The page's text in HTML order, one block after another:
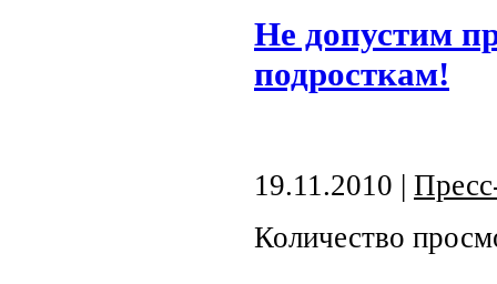
Не допустим
подросткам!
19.11.2010 |
Количество